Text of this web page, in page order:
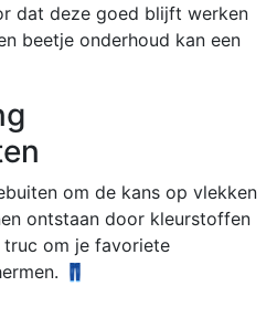
dat deze goed blijft werken
beetje onderhoud kan een
om de kans op vlekken
ontstaan door kleurstoffen
om je favoriete
👖